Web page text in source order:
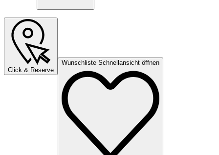
Click & Reserve
Wunschliste Schnellansicht öffnen